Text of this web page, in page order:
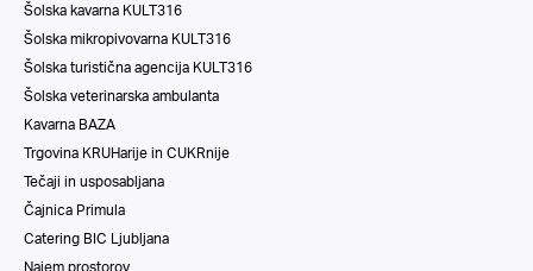
Šolska kavarna KULT316
Šolska mikropivovarna KULT316
Šolska turistična agencija KULT316
Šolska veterinarska ambulanta
Kavarna BAZA
Trgovina KRUHarije in CUKRnije
Tečaji in usposabljana
Čajnica Primula
Catering BIC Ljubljana
Najem prostorov